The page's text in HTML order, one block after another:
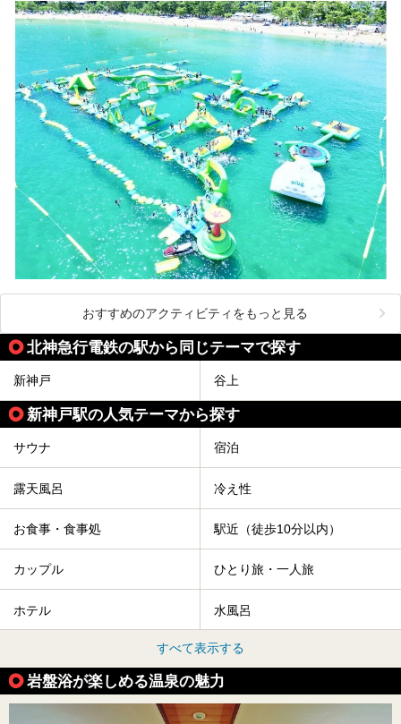
おすすめのアクティビティをもっと見る
北神急行電鉄の駅から同じテーマで探す
新神戸 谷上
新神戸駅の人気テーマから探す
サウナ 宿泊
露天風呂 冷え性
お食事・食事処 駅近（徒歩10分以内）
カップル ひとり旅・一人旅
ホテル 水風呂
すべて表示する
岩盤浴が楽しめる温泉の魅力